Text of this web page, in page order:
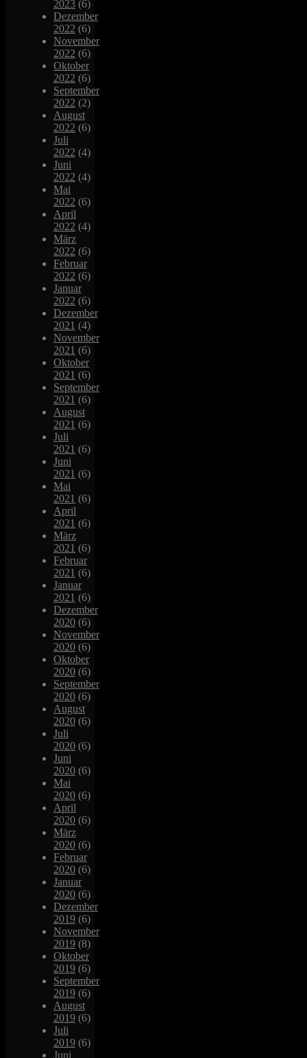
2023 (6)
Dezember
2022 (6)
November
2022 (6)
Oktober
2022 (6)
September
2022 (2)
August
2022 (6)
Juli
2022 (4)
Juni
2022 (4)
Mai
2022 (6)
April
2022 (4)
März
2022 (6)
Februar
2022 (6)
Januar
2022 (6)
Dezember
2021 (4)
November
2021 (6)
Oktober
2021 (6)
September
2021 (6)
August
2021 (6)
Juli
2021 (6)
Juni
2021 (6)
Mai
2021 (6)
April
2021 (6)
März
2021 (6)
Februar
2021 (6)
Januar
2021 (6)
Dezember
2020 (6)
November
2020 (6)
Oktober
2020 (6)
September
2020 (6)
August
2020 (6)
Juli
2020 (6)
Juni
2020 (6)
Mai
2020 (6)
April
2020 (6)
März
2020 (6)
Februar
2020 (6)
Januar
2020 (6)
Dezember
2019 (6)
November
2019 (8)
Oktober
2019 (6)
September
2019 (6)
August
2019 (6)
Juli
2019 (6)
Juni